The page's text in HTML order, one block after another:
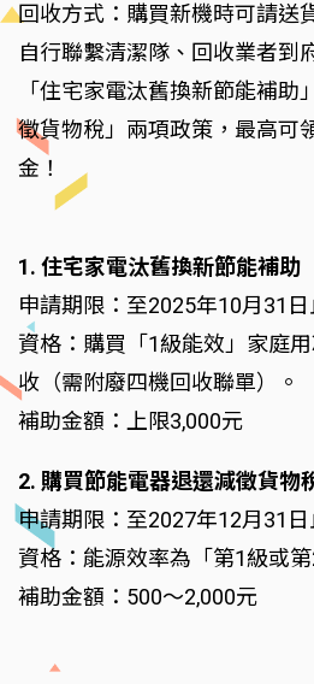
回收方式：購買新機時可請送
自行聯繫清潔隊、回收業者到
「住宅家電汰舊換新節能補
徵貨物稅」兩項政策，最高可
金！
1. 住宅家電汰舊換新節能補助
申請期限：至2025年10月31日
資格：購買「1級能效」家庭
收（需附廢四機回收聯單）。
補助金額：上限3,000元
2. 購買節能電器退還減徵貨物
申請期限：至2027年12月31日
資格：能源效率為「第1級或
補助金額：500～2,000元